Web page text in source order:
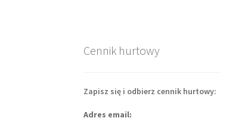
Cennik hurtowy
Zapisz się i odbierz cennik hurtowy:
Adres email: